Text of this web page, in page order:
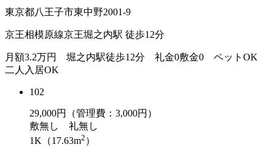
東京都八王子市東中野2001-9
京王相模原線京王堀之内駅 徒歩12分
月額3.2万円 堀之内駅徒歩12分 礼金0敷金0 ペットOK
二人入居OK
102
29,000円（管理費：3,000円）
敷無し 礼無し
1K（17.63m2 ）